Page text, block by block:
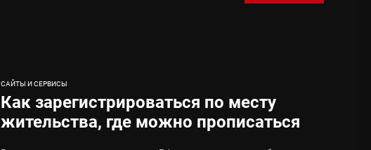
САЙТЫ И СЕРВИСЫ
Как зарегистрироваться по месту
жительства, где можно прописаться